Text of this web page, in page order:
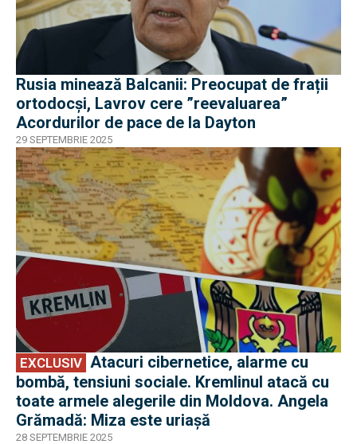
Rusia minează Balcanii: Preocupat de frații
ortodocși, Lavrov cere ”reevaluarea”
Acordurilor de pace de la Dayton
29 SEPTEMBRIE 2025
EXCLUSIV
EXCLUSIV
bombă, tensiuni sociale. Kremlinul atacă cu
toate armele alegerile din Moldova. Angela
Grămadă: Miza este uriașă
28 SEPTEMBRIE 2025